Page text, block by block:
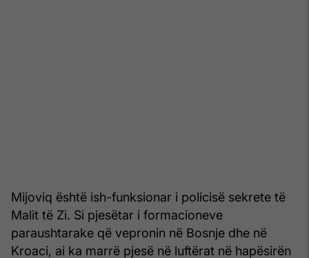
Mijoviq është ish-funksionar i policisë sekrete të
Malit të Zi. Si pjesëtar i formacioneve
paraushtarake që vepronin në Bosnje dhe në
Kroaci, ai ka marrë pjesë në luftërat në hapësirën